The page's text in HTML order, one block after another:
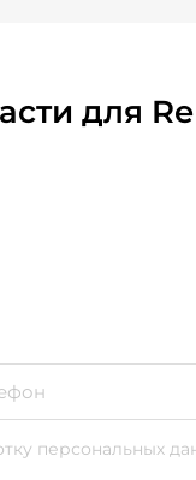
для
персональных